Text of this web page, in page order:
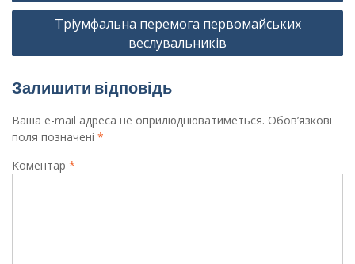
Тріумфальна перемога первомайських
веслувальників
Залишити відповідь
Ваша e-mail адреса не оприлюднюватиметься. Обов’язкові
поля позначені *
Коментар *